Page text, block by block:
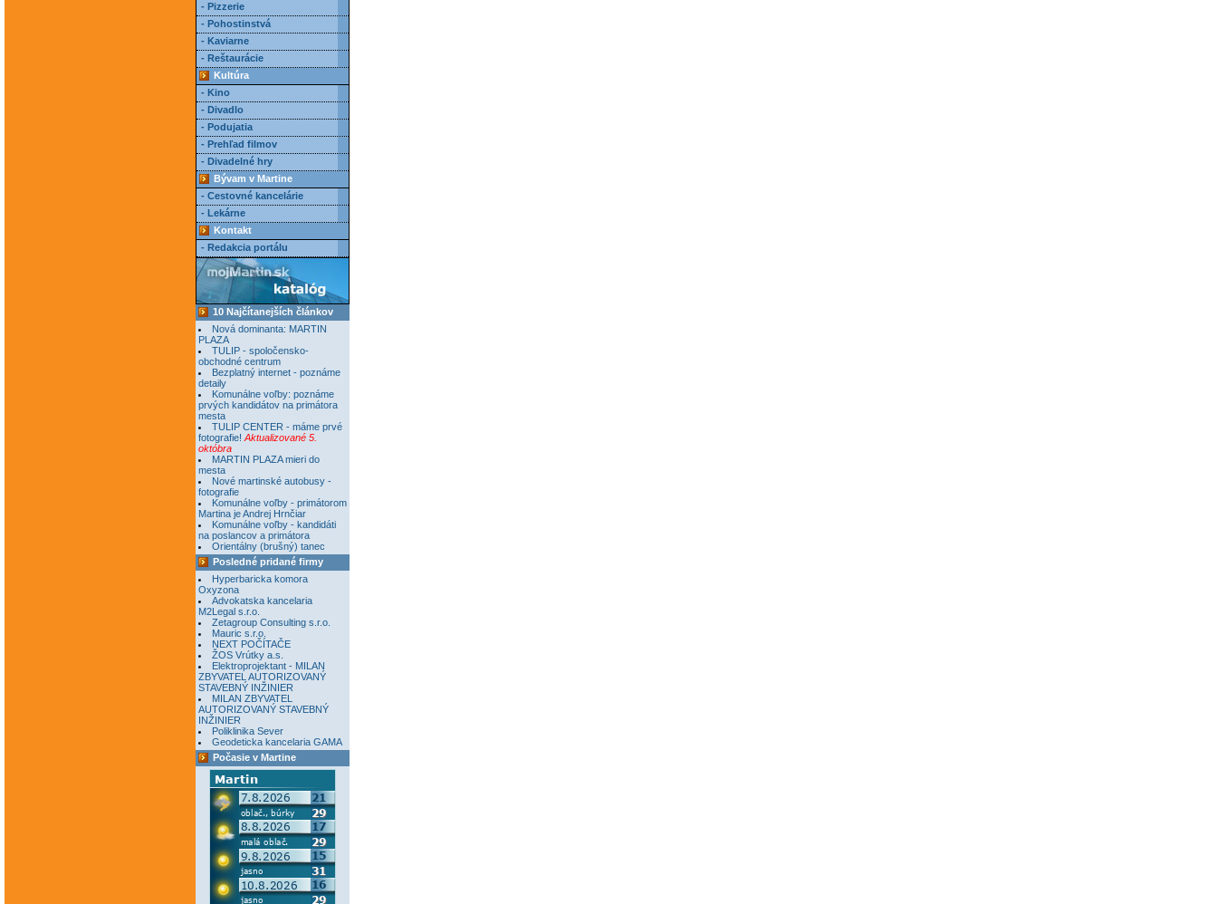
- Pizzerie
- Pohostinstvá
- Kaviarne
- Reštaurácie
Kultúra
- Kino
- Divadlo
- Podujatia
- Prehľad filmov
- Divadelné hry
Bývam v Martine
- Cestovné kancelárie
- Lekárne
Kontakt
- Redakcia portálu
10 Najčítanejších článkov
Nová dominanta: MARTIN
PLAZA
TULIP - spoločensko-
obchodné centrum
Bezplatný internet - poznáme
detaily
Komunálne voľby: poznáme
prvých kandidátov na primátora
mesta
TULIP CENTER - máme prvé
fotografie! Aktualizované 5.
októbra
MARTIN PLAZA mieri do
mesta
Nové martinské autobusy -
fotografie
Komunálne voľby - primátorom
Martina je Andrej Hrnčiar
Komunálne voľby - kandidáti
na poslancov a primátora
Orientálny (brušný) tanec
Posledné pridané firmy
Hyperbaricka komora
Oxyzona
Advokatska kancelaria
M2Legal s.r.o.
Zetagroup Consulting s.r.o.
Mauric s.r.o.
NEXT POČÍTAČE
ŽOS Vrútky a.s.
Elektroprojektant - MILAN
ZBYVATEL AUTORIZOVANÝ
STAVEBNÝ INŽINIER
MILAN ZBYVATEL
AUTORIZOVANÝ STAVEBNÝ
INŽINIER
Poliklinika Sever
Geodeticka kancelaria GAMA
Počasie v Martine